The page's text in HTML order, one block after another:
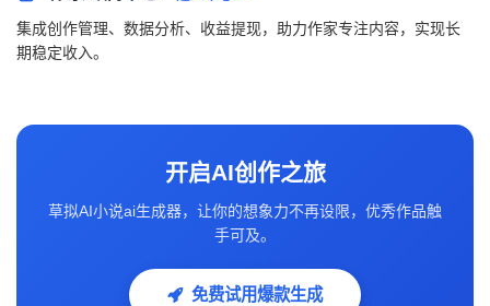
集成创作管理、数据分析、收益提现，助力作家专注内容，实现长
期稳定收入。
开启AI创作之旅
草拟AI小说ai生成器，让你的想象力不再设限，优秀作品触
手可及。
免费试用爆款生成